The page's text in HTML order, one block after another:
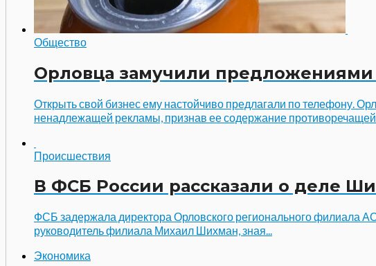
Общество
Орловца замучили предложениями
Открыть свой бизнес ему настойчиво предлагали по телефону.
ненадлежащей рекламы, признав ее содержание противоречащей...
Происшествия
В ФСБ России рассказали о деле
ФСБ задержала директора Орловского регионального филиала
руководитель филиала Михаил Шихман, зная...
Экономика